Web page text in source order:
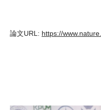
論文URL: https://